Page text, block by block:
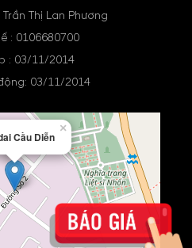
Thị Lan Phương
: 0106680700
: 03/11/2014
03/11/2014
Cầu Diễn
×